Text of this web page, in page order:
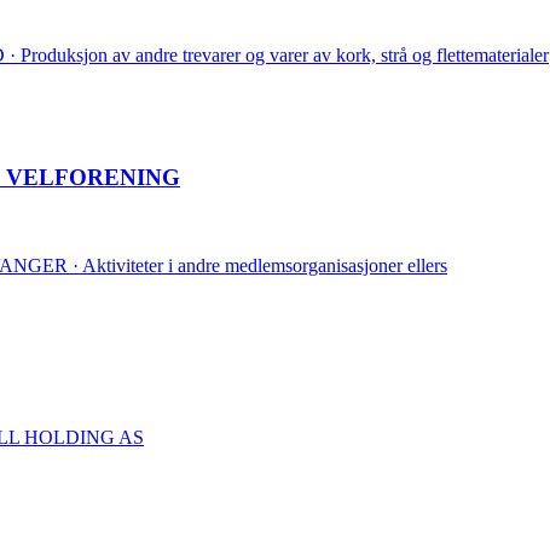
Produksjon av andre trevarer og varer av kork, strå og flettematerialer
· Aktiviteter i andre medlemsorganisasjoner ellers
HOLDING AS